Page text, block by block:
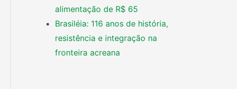
alimentação de R$ 65
Brasiléia: 116 anos de história,
resistência e integração na
fronteira acreana